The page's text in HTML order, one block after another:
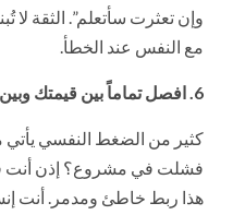
وإن تعثرت سأتعلم”. الثقة لا
مع النفس عند الخطأ.
6. افصل تماماً بين قيمتك وبين النتيجة
كثير من الضغط النفسي يأتي
فشلت في مشروع؟ إذن أنت
هذا ربط خاطئ ومدمر. أنت